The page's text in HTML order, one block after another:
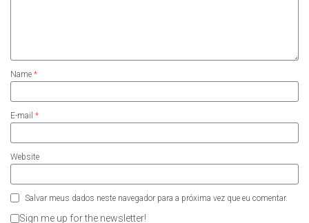
Name *
E-mail *
Website
Salvar meus dados neste navegador para a próxima vez que eu comentar.
Sign me up for the newsletter!